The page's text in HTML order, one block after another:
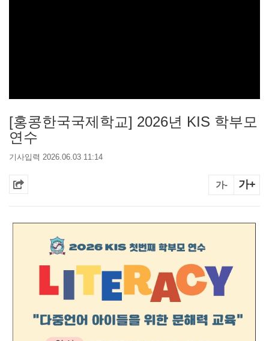
[홍콩한국국제학교] 2026년 KIS 학부모
연수
기사입력 2026.06.03 11:14
가- 가+